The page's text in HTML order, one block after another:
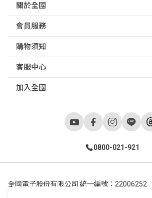
關於全國
會員服務
購物須知
客服中心
加入全國
0800-021-921
全國電子股份有限公司 統一編號：22006252